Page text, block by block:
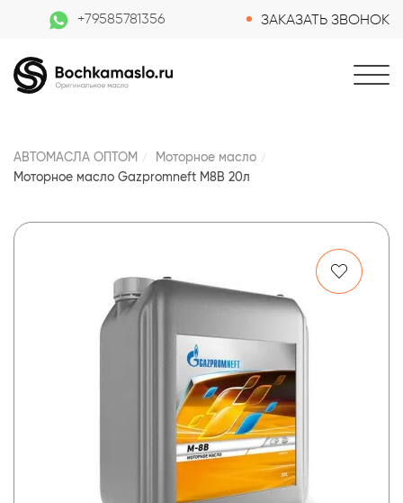
+79585781356 ЗАКАЗАТЬ ЗВОНОК
АВТОМАСЛА ОПТОМ
Моторное масло
Моторное масло Gazpromneft М8В 20л